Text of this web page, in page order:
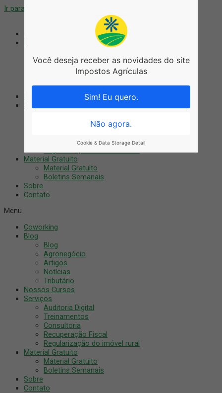
Ir para o conteúdo
Agronegócio
Tributário
Serviços
Recuperação Fiscal
Material Gratuito
Material Gratuito
Boletins Semanais
Sobre
Contato
Menu
Coworking
Blog
Blog
Agronegócio
Artigos
Notícias
Tributário
Nossos Cursos
Serviços
Auditoria Digital
Treinamentos
Consultoria
Recuperação Fiscal
Regularização do imóvel rural
Material Gratuito
Material Gratuito
Boletins Semanais
Sobre
Contato
Você deseja receber as novidades do site
Impostos Agrículas
Sim! Eu quero.
Não agora.
Cookie & Data Storage Detail